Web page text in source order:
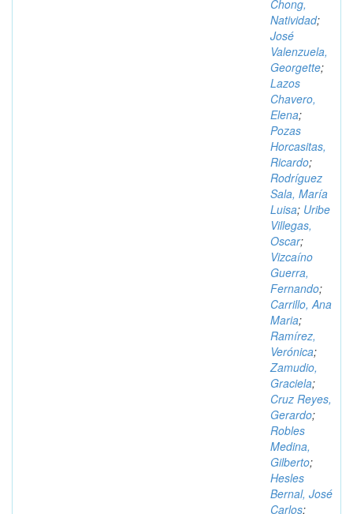
Chong,
Natividad;
José
Valenzuela,
Georgette;
Lazos
Chavero,
Elena;
Pozas
Horcasitas,
Ricardo;
Rodríguez
Sala, María
Luisa; Uribe
Villegas,
Oscar;
Vizcaíno
Guerra,
Fernando;
Carrillo, Ana
Maria;
Ramírez,
Verónica;
Zamudio,
Graciela;
Cruz Reyes,
Gerardo;
Robles
Medina,
Gilberto;
Hesles
Bernal, José
Carlos;